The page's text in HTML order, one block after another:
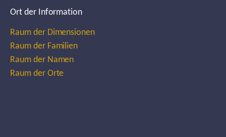
Ort der Information
Raum der Dimensionen
Raum der Familien
Raum der Namen
Raum der Orte